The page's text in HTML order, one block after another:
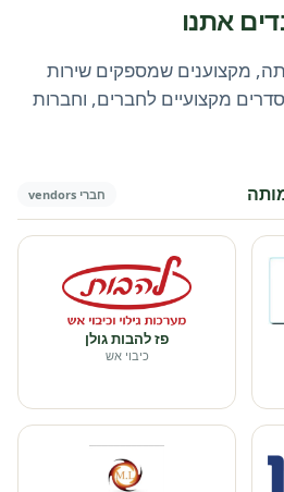
אתנו
מקצוענים שמספקים שירות
מקצועיים לחברים, וחברות
חברי vendors
פז להבות גולן
כיבוי אש